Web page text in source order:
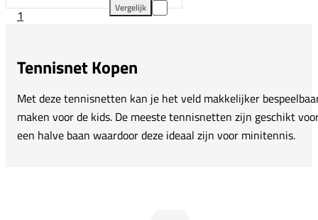
Vergelijk
Prince 18 Inch Tennisnet toevoegen aan
1
Tennisnet Kopen
Met deze tennisnetten kan je het veld makkelijker
maken voor de kids. De meeste tennisnetten zijn geschikt
een halve baan waardoor deze ideaal zijn voor minitennis.